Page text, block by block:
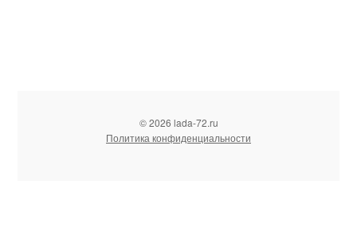
© 2026 lada-72.ru
Политика конфиденциальности